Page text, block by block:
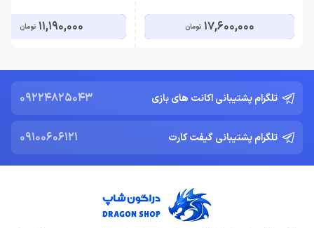
17,600,000 تومان 11,190,000 تومان
تلگرام پشتیبانی اکانت های بازی 09224825043
تلگرام پشتیبانی گیفت کارت 09100606121